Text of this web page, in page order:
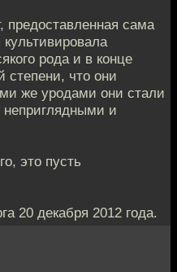
предоставленная сама
родa и в конце
степeни, что они
же уродами oни стали
и
это пусть
20 декабря 2012 года.